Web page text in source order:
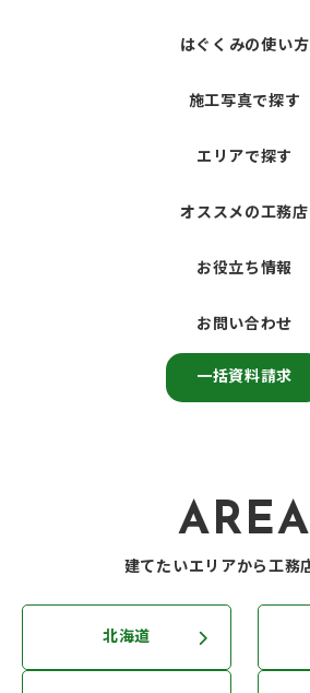
はぐくみの使い方
施工写真で探す
エリアで探す
オススメの工務店
お役立ち情報
お問い合わせ
一括資料請求
AREA
建てたいエリアから工務
北海道